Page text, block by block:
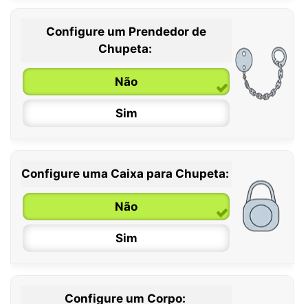
0 / 6 meses
6 / 36 meses
Configure um Prendedor de
Chupeta:
Não
Sim
Configure uma Caixa para Chupeta:
Não
Sim
Configure um Corpo: